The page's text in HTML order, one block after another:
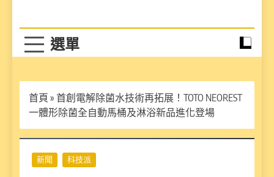
首頁 » 首創電解除菌水技術再拓展！TOTO NEOREST
一體形除菌全自動馬桶及淋浴新品進化登場
新聞 科技派